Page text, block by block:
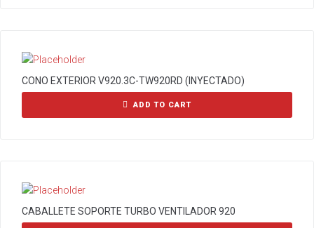
CONO EXTERIOR V920.3C-TW920RD (INYECTADO)
ADD TO CART
CABALLETE SOPORTE TURBO VENTILADOR 920